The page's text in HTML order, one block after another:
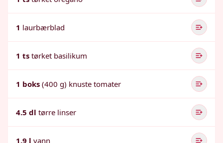
1 laurbærblad
1 ts tørket basilikum
1 boks (400 g) knuste tomater
4.5 dl tørre linser
1.9 l vann